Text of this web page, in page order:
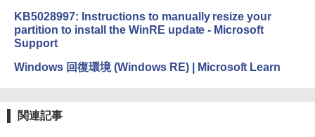
1冊ですべて身につくHTML & CSSとWe
￥2,326
テリー、広告無し、ブラック (2025年発
売)
KB5028997: Instructions to manually resize your
partition to install the WinRE update - Microsoft
Support
Windows 回復環境 (Windows RE) | Microsoft Learn
関連記事